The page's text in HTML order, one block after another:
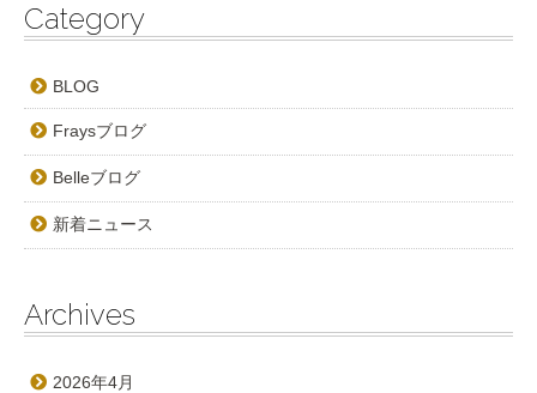
Category
BLOG
Fraysブログ
Belleブログ
新着ニュース
Archives
2026年4月